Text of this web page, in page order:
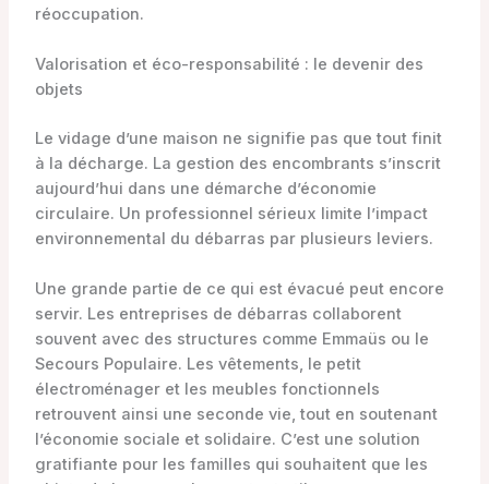
réoccupation.
Valorisation et éco-responsabilité : le devenir des
objets
Le vidage d’une maison ne signifie pas que tout finit
à la décharge. La gestion des encombrants s’inscrit
aujourd’hui dans une démarche d’économie
circulaire. Un professionnel sérieux limite l’impact
environnemental du débarras par plusieurs leviers.
Une grande partie de ce qui est évacué peut encore
servir. Les entreprises de débarras collaborent
souvent avec des structures comme Emmaüs ou le
Secours Populaire. Les vêtements, le petit
électroménager et les meubles fonctionnels
retrouvent ainsi une seconde vie, tout en soutenant
l’économie sociale et solidaire. C’est une solution
gratifiante pour les familles qui souhaitent que les